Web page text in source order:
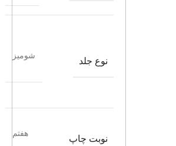
نوع جلد
شومیز
نوبت چاپ
هفتم